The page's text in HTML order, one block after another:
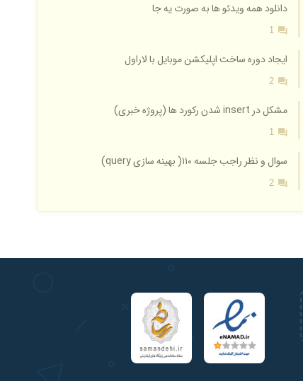
دانلود همه ویدئو ها به صورت یه جا
1
ایجاد دوره ساخت اپلیکشن موبایل با لاراول
2
مشکل در insert شدن رکورد ها (پروژه خبری)
1
سوال و نظر راجب جلسه ۱۱۰( بهینه سازی query)
2